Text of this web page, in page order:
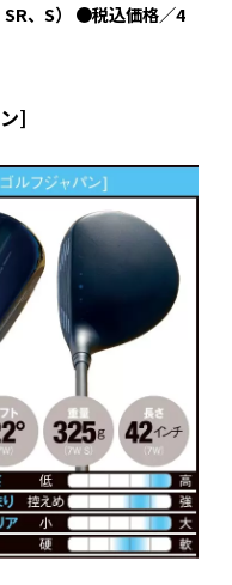
、S） ●税込価格／4
]